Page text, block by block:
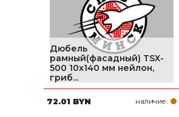
Масла и смазки
Крепеж и фурнитура
Ручной инструмент
Строительные и отделочные материалы
Садовый инструмент, вазоны, горшки и кашпо, теплицы, парники
Дюбель
рамный(фасадный) TSX-
500 10х140 мм нейлон,
гриб...
72.01 BYN наличие: